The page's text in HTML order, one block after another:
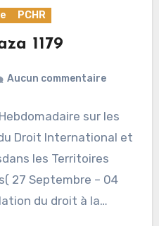
PCHR
1179
Aucun commentaire
sur les
Droit International et
les Territoires
27 Septembre – 04
du droit à la…